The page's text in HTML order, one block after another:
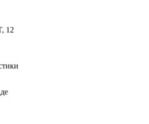
12